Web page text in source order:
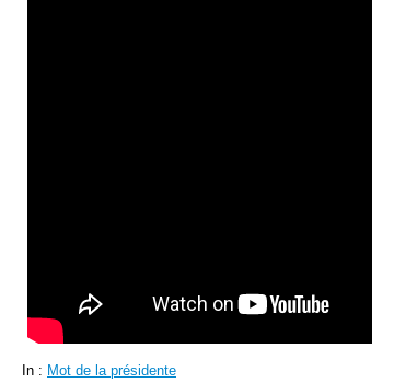
In : Mot de la présidente